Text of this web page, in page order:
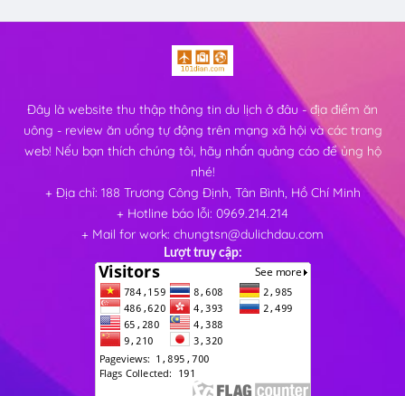
Đây là website thu thập thông tin du lịch ở đâu - địa điểm ăn
uông - review ăn uống tự động trên mạng xã hội và các trang
web! Nếu bạn thích chúng tôi, hãy nhấn quảng cáo để ủng hộ
nhé!
+ Địa chỉ: 188 Trương Công Định, Tân Bình, Hồ Chí Minh
+ Hotline báo lỗi: 0969.214.214
+ Mail for work: chungtsn@dulichdau.com
Lượt truy cập: